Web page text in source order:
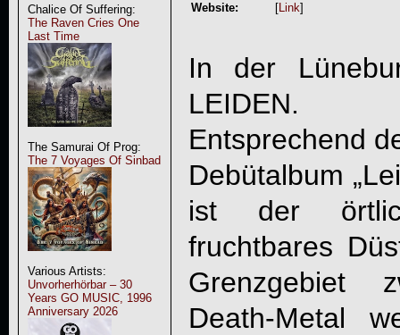
Chalice Of Suffering:
The Raven Cries One
Last Time
The Samurai Of Prog:
The 7 Voyages Of Sinbad
Various Artists:
Unvorherhörbar – 30
Years GO MUSIC, 1996
Anniversary 2026
Website:
[Link]
In der
LEIDEN.
Entsprechend
Debütalbum „
ist der
fruchtbares
Grenzgebiet
Death-Metal